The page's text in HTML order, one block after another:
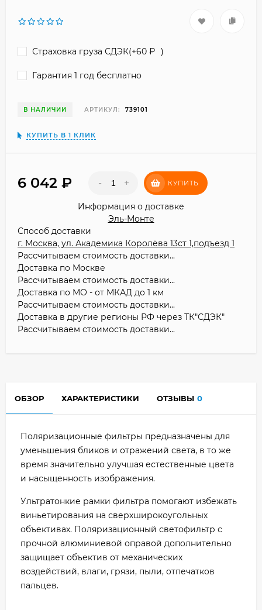
Страховка груза СДЭК(+60 )
Гарантия 1 год бесплатно
В НАЛИЧИИ АРТИКУЛ: 739101
КУПИТЬ В 1 КЛИК
6 042 - + КУПИТЬ
Информация о доставке
Эль-Монте
Способ доставки
г. Москва, ул. Академика Королёва 13ст 1,подъезд 1
Рассчитываем стоимость доставки...
Доставка по Москве
Рассчитываем стоимость доставки...
Доставка по МО - от МКАД до 1 км
Рассчитываем стоимость доставки...
Доставка в другие регионы РФ через ТК"СДЭК"
Рассчитываем стоимость доставки...
ОБЗОР ХАРАКТЕРИСТИКИ ОТЗЫВЫ 0
Поляризационные фильтры предназначены для
уменьшения бликов и отражений света, в то же
время значительно улучшая естественные цвета
и насыщенность изображения.
Ультратонкие рамки фильтра помогают избежать
виньетирования на сверхширокоугольных
объективах. Поляризационный светофильтр с
прочной алюминиевой оправой дополнительно
защищает объектив от механических
воздействий, влаги, грязи, пыли, отпечатков
пальцев.